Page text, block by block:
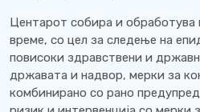
Центарот собира и обработува
време, со цел за следење на
повисоки здравствени и
државата и надвор, мерки за
комбинирано со рано